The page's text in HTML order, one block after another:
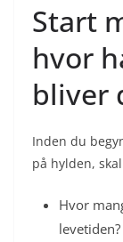
Start
hvor
bliver
Inden du
på hylden,
Hvor
levetiden?